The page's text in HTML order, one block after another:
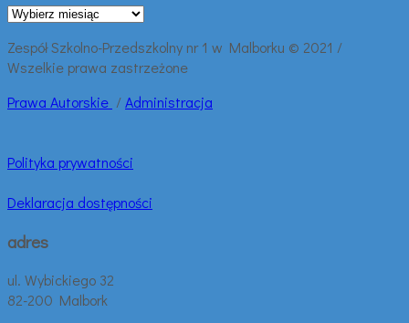
Archiwalne
Zespół Szkolno-Przedszkolny nr 1 w Malborku © 2021 /
Wszelkie prawa zastrzeżone
Prawa Autorskie /Administracja
Polityka prywatności
Deklaracja dostępności
adres
ul. Wybickiego 32
82-200 Malbork